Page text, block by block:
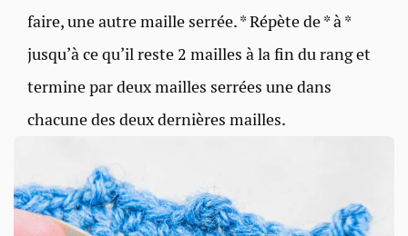
faire, une autre maille serrée. * Répète de * à *
jusqu’à ce qu’il reste 2 mailles à la fin du rang et
termine par deux mailles serrées une dans
chacune des deux dernières mailles.